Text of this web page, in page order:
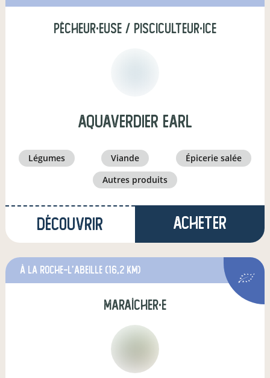
pêcheur·euse / pisciculteur·ice
AQUAVERDIER EARL
légumes viande
épicerie salée
autres produits
Découvrir Acheter
à La Roche-l'Abeille (16,2 km)
maraîcher·e